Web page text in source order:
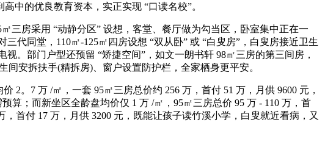
中的优良教育资本，实正实现 “口读名校”。
房采用 “动静分区” 设想，客堂、餐厅做为勾当区，卧室集中正在一
代同堂，110㎡-125㎡四房设想 “双从卧” 或 “白叟房”，白叟房接近卫生
。部门户型还预留 “矫捷空间”，如文一朗书轩 98㎡三房的第三间房，
安拆扶手(精拆房)、窗户设置防护栏，全家栖身更平安。
7 万 /㎡，一套 95㎡三房总价约 256 万，首付 51 万，月供 9600 元，
算；而新坐区全龄盘均价仅 1 万 /㎡，95㎡三房总价 95 万 - 110 万，首
首付 17 万，月供 3200 元，既能让孩子读竹溪小学，白叟就近看病，又